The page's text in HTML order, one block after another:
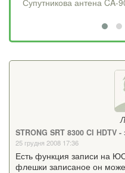
Супутникова антена CA-
STRONG SRT 8300 CI HDTV
25 грудня 2008 17:36
Есть функция записи на
флешки записаное он